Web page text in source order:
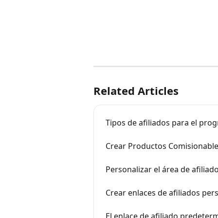
Related Articles
Tipos de afiliados para el
Crear Productos
Personalizar el área de
Crear enlaces de afiliados